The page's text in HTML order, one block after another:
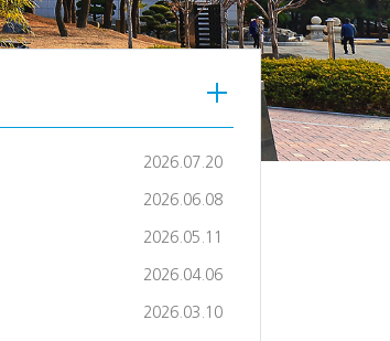
2026.07.20
2026.06.08
2026.05.11
2026.04.06
2026.03.10